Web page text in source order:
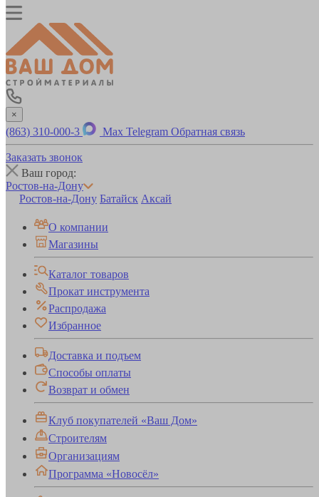
×
(863) 310-000-3 Max Telegram Обратная связь
Заказать звонок
Ваш город:
Ростов-на-Дону
Ростов-на-Дону Батайск Аксай
О компании
Магазины
Каталог товаров
Прокат инструмента
Распродажа
Избранное
Доставка и подъем
Способы оплаты
Возврат и обмен
Клуб покупателей «Ваш Дом»
Строителям
Организациям
Программа «Новосёл»